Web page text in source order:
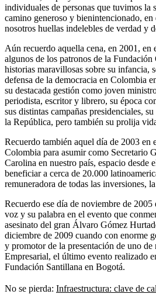
individuales de personas que tuvimos la
camino generoso y bienintencionado, en
nosotros huellas indelebles de verdad y
Aún recuerdo aquella cena, en 2001, en
algunos de los patronos de la
historias maravillosas sobre su infancia,
defensa de la democracia en Colombia
su destacada gestión como joven
periodista, escritor y librero, su época
sus distintas campañas presidenciales,
la República, pero también su prolija
Recuerdo también aquel día de 2003 en
Colombia para asumir como Secretario
Carolina en nuestro país, espacio desde
beneficiar a cerca de 20.000
remuneradora de todas las inversiones,
Recuerdo ese día de noviembre de 2005
voz y su palabra en el evento que
asesinato del gran Álvaro Gómez
diciembre de 2009 cuando con enorme
y promotor de la presentación de uno de
Empresarial, el último evento realizado
Fundación Santillana en Bogotá.
No se pierda: Infraestructura: clave de